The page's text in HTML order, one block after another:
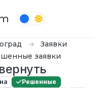
Заявки
заявки
Решенные